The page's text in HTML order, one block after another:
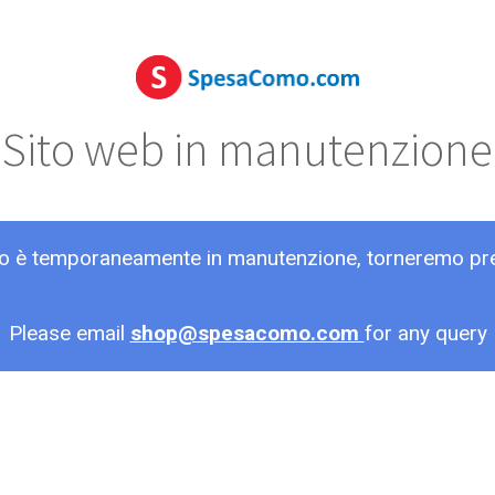
Sito web in manutenzione
è temporaneamente in manutenzione, torneremo
Please email shop@spesacomo.com for any query